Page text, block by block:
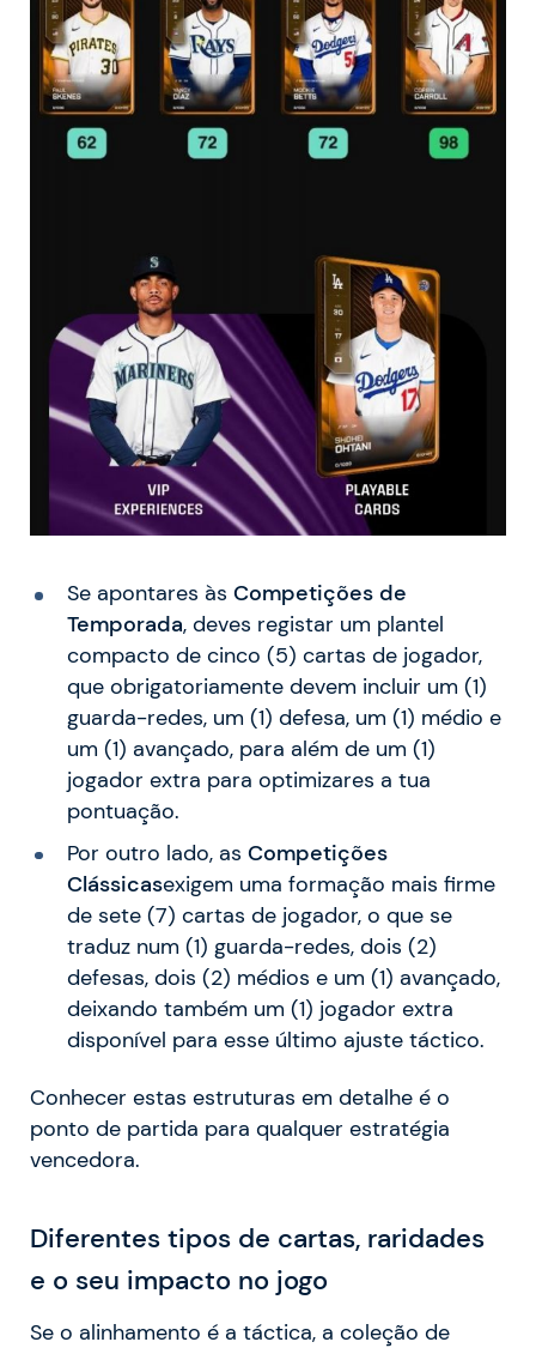
Se apontares às Competições de
Temporada, deves registar um plantel
compacto de cinco (5) cartas de jogador,
que obrigatoriamente devem incluir um (1)
guarda-redes, um (1) defesa, um (1) médio e
um (1) avançado, para além de um (1)
jogador extra para optimizares a tua
pontuação.
Por outro lado, as Competições
Clássicasexigem uma formação mais firme
de sete (7) cartas de jogador, o que se
traduz num (1) guarda-redes, dois (2)
defesas, dois (2) médios e um (1) avançado,
deixando também um (1) jogador extra
disponível para esse último ajuste táctico.
Conhecer estas estruturas em detalhe é o
ponto de partida para qualquer estratégia
vencedora.
Diferentes tipos de cartas, raridades
e o seu impacto no jogo
Se o alinhamento é a táctica, a coleção de